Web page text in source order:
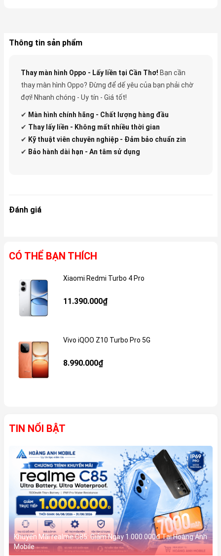
Thông tin sản phẩm
Thay màn hình Oppo - Lấy liền tại Cần Thơ! Bạn cần
thay màn hình Oppo? Đừng để dế yêu của bạn phải chờ
đợi! Nhanh chóng - Uy tín - Giá tốt!
✔ Màn hình chính hãng - Chất lượng hàng đầu
✔ Thay lấy liền - Không mất nhiều thời gian
✔ Kỹ thuật viên chuyên nghiệp - Đảm bảo chuẩn zin
✔ Bảo hành dài hạn - An tâm sử dụng
Đánh giá
CÓ THỂ BẠN THÍCH
Xiaomi Redmi Turbo 4 Pro
11.390.000₫
Vivo iQOO Z10 Turbo Pro 5G
8.990.000₫
TIN NỔI BẬT
Khuyến Mãi realme C85: Giảm Ngay 1.000.000đ Tại Hoàng Anh
Mobile